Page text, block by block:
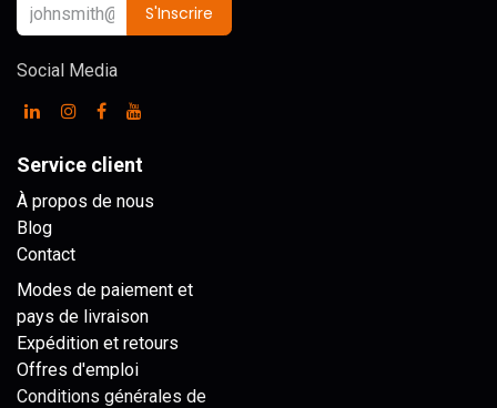
S'Inscrire
Social Media
Service client
À propos de nous
Blog
Contact
Modes de paiement et
pays de livraison
Expédition et retours
Offres d'emploi
Conditions générales de